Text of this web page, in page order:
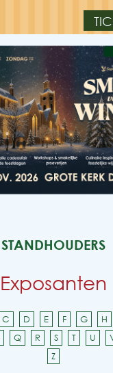
STANDHOUDERS
Exposanten
C D E F G H
Q R S T U
Z